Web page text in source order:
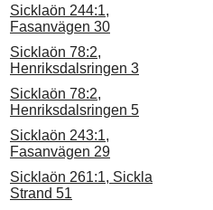
Sicklaön 244:1,
Fasanvägen 30
Sicklaön 78:2,
Henriksdalsringen 3
Sicklaön 78:2,
Henriksdalsringen 5
Sicklaön 243:1,
Fasanvägen 29
Sicklaön 261:1, Sickla
Strand 51